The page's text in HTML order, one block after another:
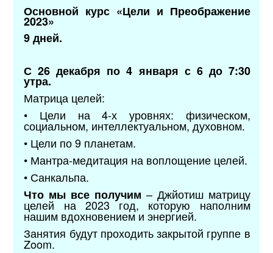
Основной курс «Цели и Преображение
2023»
9 дней.
С 26 декабря по 4 января с 6 до 7:30
утра.
Матрица целей:
• Цели на 4-х уровнях: физическом,
социальном, интеллектуальном, духовном.
• Цели по 9 планетам.
• Мантра-медитация на воплощение целей.
• Санкальпа.
Что мы все получим – Джйотиш матрицу
целей на 2023 год, которую наполним
нашим вдохновением и энергией.
Занятия будут проходить закрытой группе в
Zoom.